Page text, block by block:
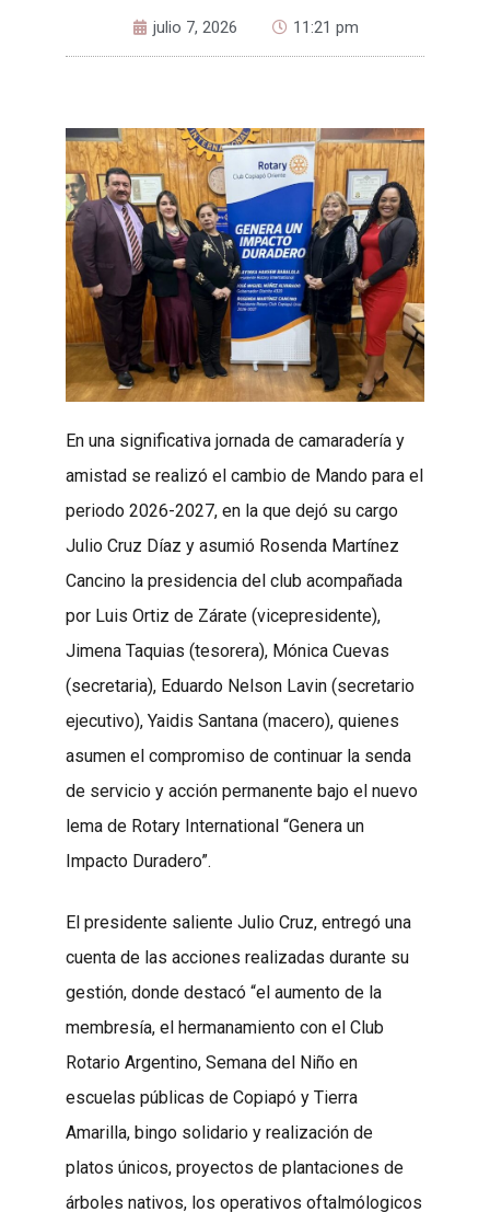
julio 7, 2026 11:21 pm
En una significativa jornada de camaradería y
amistad se realizó el cambio de Mando para el
periodo 2026-2027, en la que dejó su cargo
Julio Cruz Díaz y asumió Rosenda Martínez
Cancino la presidencia del club acompañada
por Luis Ortiz de Zárate (vicepresidente),
Jimena Taquias (tesorera), Mónica Cuevas
(secretaria), Eduardo Nelson Lavin (secretario
ejecutivo), Yaidis Santana (macero), quienes
asumen el compromiso de continuar la senda
de servicio y acción permanente bajo el nuevo
lema de Rotary International “Genera un
Impacto Duradero”.
El presidente saliente Julio Cruz, entregó una
cuenta de las acciones realizadas durante su
gestión, donde destacó “el aumento de la
membresía, el hermanamiento con el Club
Rotario Argentino, Semana del Niño en
escuelas públicas de Copiapó y Tierra
Amarilla, bingo solidario y realización de
platos únicos, proyectos de plantaciones de
árboles nativos, los operativos oftalmólogicos